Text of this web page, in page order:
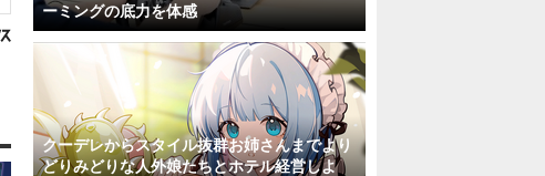
ーミングの底力を体感
クーデレからスタイル抜群お姉さんまでより
どりみどりな人外娘たちとホテル経営しよ